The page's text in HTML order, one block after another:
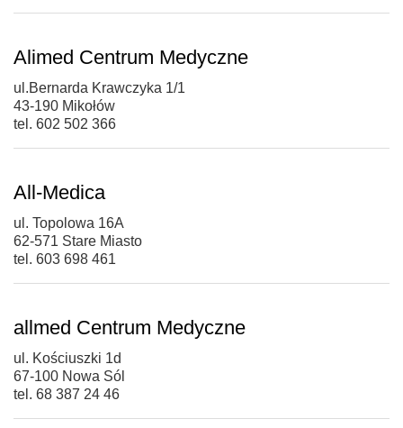
Alimed Centrum Medyczne
ul.Bernarda Krawczyka 1/1
43-190 Mikołów
tel. 602 502 366
All-Medica
ul. Topolowa 16A
62-571 Stare Miasto
tel. 603 698 461
allmed Centrum Medyczne
ul. Kościuszki 1d
67-100 Nowa Sól
tel. 68 387 24 46